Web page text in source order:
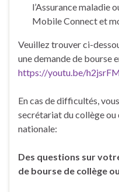
l’Assurance maladie
Mobile Connect et
Veuillez trouver ci-
une demande de bourse
https://youtu.be/
En cas de difficultés,
secrétariat du collège ou
nationale:
Des questions sur
de bourse de collège